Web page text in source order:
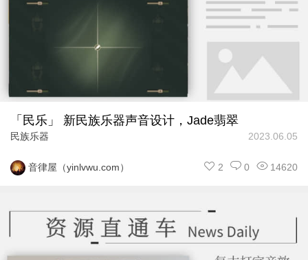
「民乐」 新民族乐器声音设计，Jade翡翠
民族乐器 2023.06.05
音律屋（yinlvwu.com） 14620
0
2